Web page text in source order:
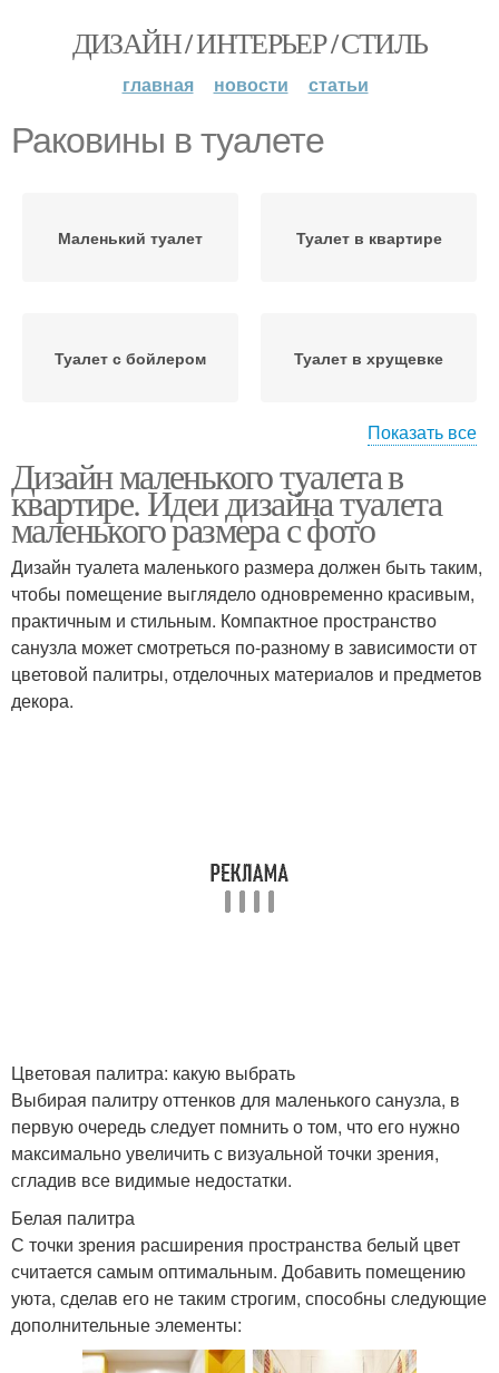
ДИЗАЙН / ИНТЕРЬЕР / СТИЛЬ
главная новости статьи
Раковины в туалете
Маленький туалет Туалет в квартире
Туалет с бойлером Туалет в хрущевке
Совмещенный туалет Туалет с раковиной
Туалет в панельном
доме
Санузел с раковиной
Показать все
Дизайн маленького туалета в
квартире. Идеи дизайна туалета
маленького размера с фото
Дизайн туалета маленького размера должен быть таким,
чтобы помещение выглядело одновременно красивым,
практичным и стильным. Компактное пространство
санузла может смотреться по-разному в зависимости от
цветовой палитры, отделочных материалов и предметов
декора.
Цветовая палитра: какую выбрать
Выбирая палитру оттенков для маленького санузла, в
первую очередь следует помнить о том, что его нужно
максимально увеличить с визуальной точки зрения,
сгладив все видимые недостатки.
Белая палитра
С точки зрения расширения пространства белый цвет
считается самым оптимальным. Добавить помещению
уюта, сделав его не таким строгим, способны следующие
дополнительные элементы: